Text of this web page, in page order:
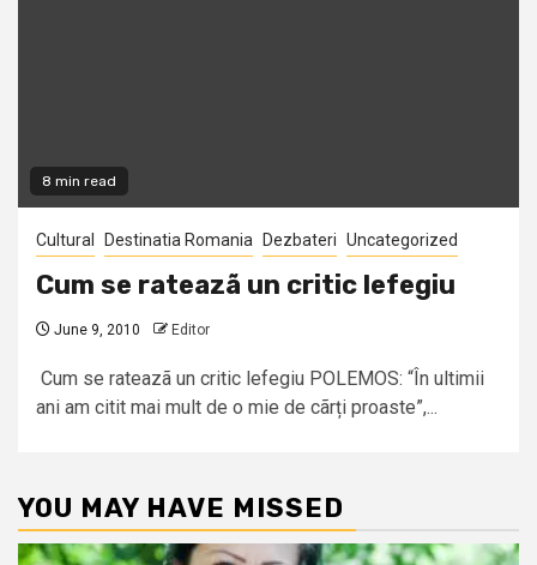
8 min read
Cultural Destinatia Romania Dezbateri Uncategorized
Cum se rateazã un critic lefegiu
June 9, 2010 Editor
Cum se rateazã un critic lefegiu POLEMOS: “În ultimii
ani am citit mai mult de o mie de cãrți proaste”,...
YOU MAY HAVE MISSED